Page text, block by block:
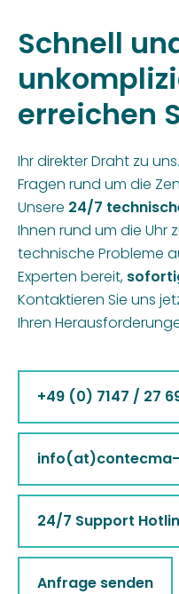
Schnell
erreichen
Ihr direkter Draht zu
Fragen rund um die
Unsere 24/7
Ihnen rund um die Uhr
technische Probleme
Experten bereit,
Kontaktieren Sie uns
Ihren
+49 (0) 7147 / 27
24/7 Support
Anfrage senden